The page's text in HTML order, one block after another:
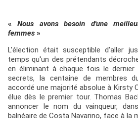
«Nous avons besoin d'une
femmes »
L'élection était susceptible d'aller
temps qu'un des prétendants
en éliminant à chaque fois le dernier
secrets, la centaine de membres
accordé une majorité absolue à Kirsty
élue dès le premier tour. Thomas
annoncer le nom du vainqueur,
balnéaire de Costa Navarino, face à la